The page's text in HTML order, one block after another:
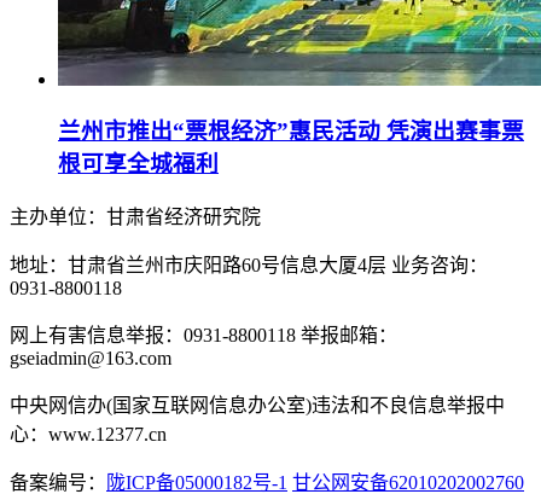
兰州市推出“票根经济”惠民活动 凭演出赛事票
根可享全城福利
主办单位：甘肃省经济研究院
地址：甘肃省兰州市庆阳路60号信息大厦4层 业务咨询：
0931-8800118
网上有害信息举报：0931-8800118 举报邮箱：
gseiadmin@163.com
中央网信办(国家互联网信息办公室)违法和不良信息举报中
心：www.12377.cn
备案编号： 陇ICP备05000182号-1 甘公网安备62010202002760